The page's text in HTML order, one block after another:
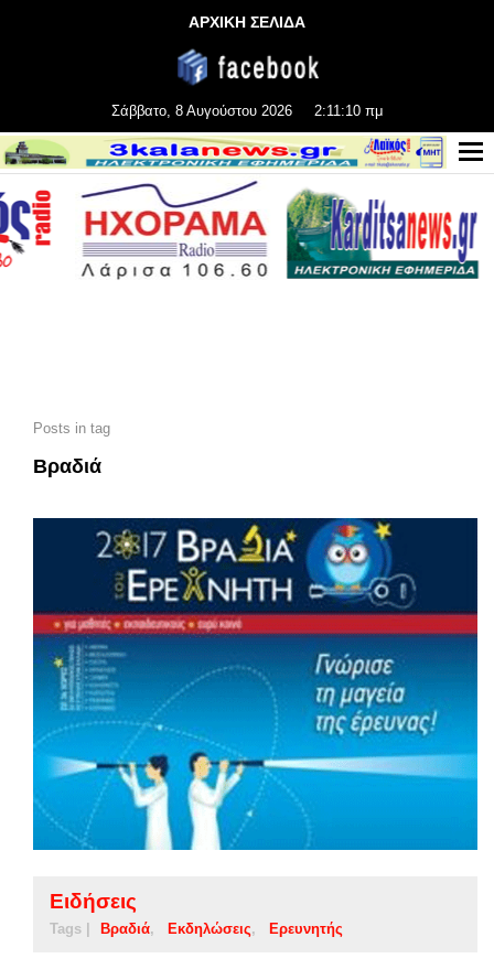
ΑΡΧΙΚΗ ΣΕΛΙΔΑ
Σάββατο, 8 Αυγούστου 2026 2:11:11 πμ
Posts in tag
Βραδιά
Ειδήσεις
Tags | Βραδιά Εκδηλώσεις Ερευνητής